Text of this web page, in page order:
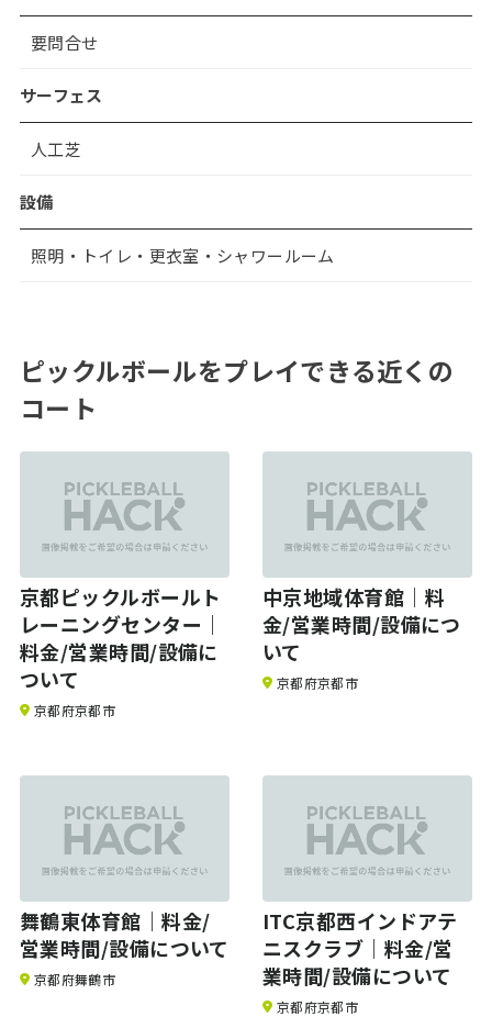
要問合せ
サーフェス
人工芝
設備
照明・トイレ・更衣室・シャワールーム
ピックルボールをプレイできる近くの
コート
京都ピックルボールト
レーニングセンター｜
料金/営業時間/設備に
ついて
京都府京都市
中京地域体育館｜料
金/営業時間/設備につ
いて
京都府京都市
舞鶴東体育館｜料金/
営業時間/設備について
京都府舞鶴市
ITC京都西インドアテ
ニスクラブ｜料金/営
業時間/設備について
京都府京都市